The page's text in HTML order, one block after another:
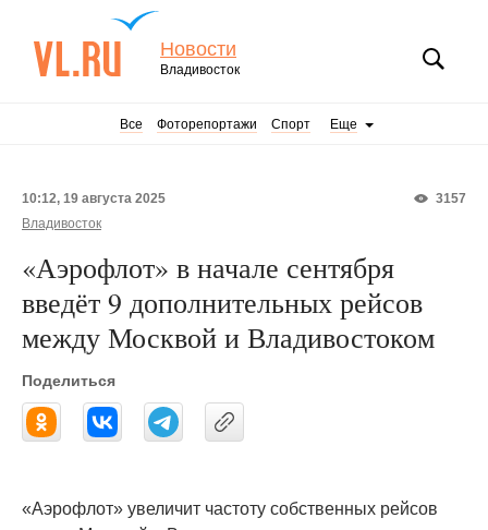
Новости
Владивосток
Все Фоторепортажи Спорт Еще
3157
10:12, 19 августа 2025
Владивосток
«Аэрофлот» в начале сентября
введёт 9 дополнительных рейсов
между Москвой и Владивостоком
Поделиться
«Аэрофлот» увеличит частоту собственных рейсов